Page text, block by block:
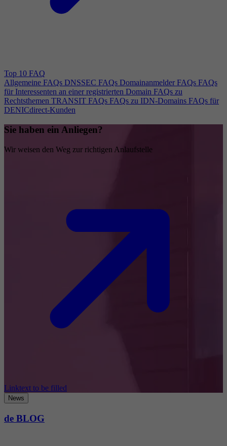
Top 10 FAQ
Allgemeine FAQs DNSSEC FAQs Domainanmelder FAQs FAQs
für Interessenten an einer registrierten Domain FAQs zu
Rechtsthemen TRANSIT FAQs FAQs zu IDN-Domains FAQs für
DENICdirect-Kunden
Sie haben ein Anliegen?
Wir weisen den Weg zur richtigen Anlaufstelle
Linktext to be filled
News
de BLOG